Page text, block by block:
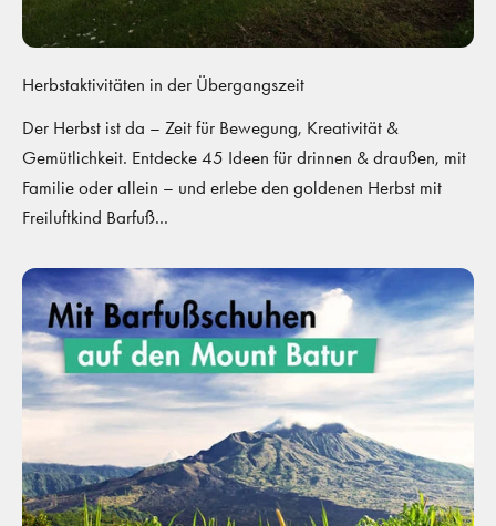
Herbstaktivitäten in der Übergangszeit
Der Herbst ist da – Zeit für Bewegung, Kreativität &
Gemütlichkeit. Entdecke 45 Ideen für drinnen & draußen, mit
Familie oder allein – und erlebe den goldenen Herbst mit
Freiluftkind Barfuß...